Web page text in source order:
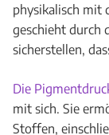
physikalisch mit
geschieht durch
sicherstellen,
Die
mit sich. Sie
Stoffen,